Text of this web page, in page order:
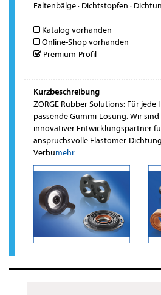
Faltenbälge· Dichtstopfen ·
Katalog vorhanden
Online-Shop vorhanden
Premium-Profil
Kurzbeschreibung
ZORGE Rubber Solutions: Für
passende Gummi-Lösung. Wir
innovativer Entwicklungspartner
anspruchsvolle Elastomer-
Verbumehr...